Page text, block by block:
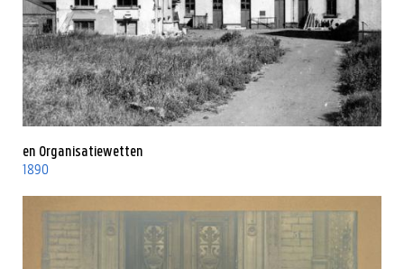
en Organisatiewetten
1890